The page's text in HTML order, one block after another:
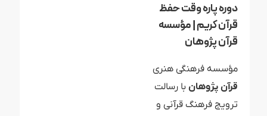
دوره پاره وقت حفظ
قرآن کریم | مؤسسه
قرآن پژوهان
مؤسسه فرهنگی هنری
قرآن پژوهانبا رسالت
ترویج فرهنگ قرآنی و